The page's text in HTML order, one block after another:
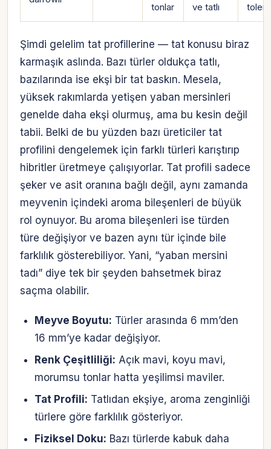
tonlar ve tatlı
Şimdi gelelim tat profillerine — tat konusu biraz
karmaşık aslında. Bazı türler oldukça tatlı,
bazılarında ise ekşi bir tat baskın. Mesela,
yüksek rakımlarda yetişen yaban mersinleri
genelde daha ekşi olurmuş, ama bu kesin değil
tabii. Belki de bu yüzden bazı üreticiler tat
profilini dengelemek için farklı türleri karıştırıp
hibritler üretmeye çalışıyorlar. Tat profili sadece
şeker ve asit oranına bağlı değil, aynı zamanda
meyvenin içindeki aroma bileşenleri de büyük
rol oynuyor. Bu aroma bileşenleri ise türden
türe değişiyor ve bazen aynı tür içinde bile
farklılık gösterebiliyor. Yani, “yaban mersini
tadı” diye tek bir şeyden bahsetmek biraz
saçma olabilir.
Meyve Boyutu: Türler arasında 6 mm’den
16 mm’ye kadar değişiyor.
Renk Çeşitliliği: Açık mavi, koyu mavi,
morumsu tonlar hatta yeşilimsi maviler.
Tat Profili: Tatlıdan ekşiye, aroma zenginliği
türlere göre farklılık gösteriyor.
Fiziksel Doku: Bazı türlerde kabuk daha